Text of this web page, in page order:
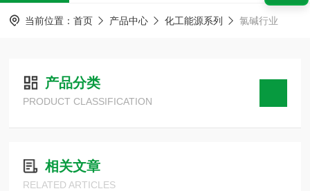
在线留言
当前位置： 首页 产品中心 化工能源系列 氯碱行业
产品分类
PRODUCT CLASSIFICATION
相关文章
RELATED ARTICLES